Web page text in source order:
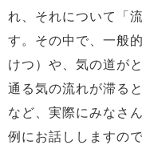
れ、それについて「
す。その中で、一般
けつ）や、気の道が
通る気の流れが滞る
など、実際にみなさ
例にお話ししますの